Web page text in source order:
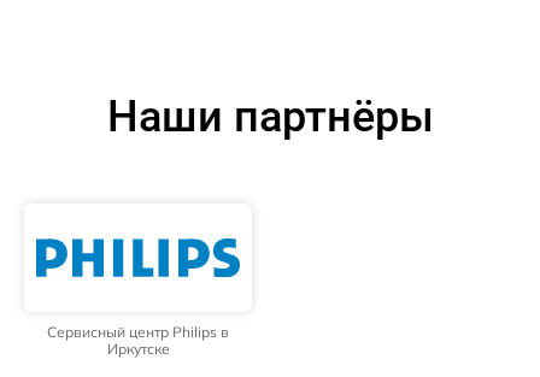
Наши партнёры
Сервисный центр Philips в
Иркутске